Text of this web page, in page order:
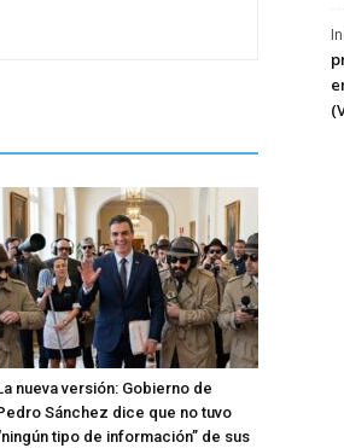
nueva versión: Gobierno de
Sánchez dice que no tuvo
tipo de información” de sus